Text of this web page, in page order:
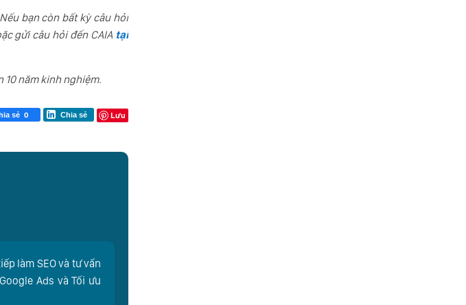
bạn còn bất kỳ câu hỏi
gửi câu hỏi đến CAIA tại
năm kinh nghiệm.
sẻ 0 Chia sẻ Lưu
làm SEO và tư vấn
Ads và Tối ưu